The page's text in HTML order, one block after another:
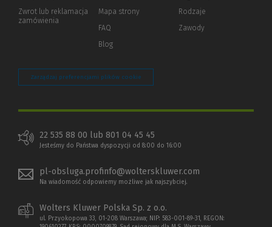
innej
Zwrot lub reklamacja
zamówienia
Mapa strony
FAQ
Blog
Rodzaje
Zawody
Zarządzaj preferencjami plików cookie
22 535 88 00 lub 801 04 45 45
Jesteśmy do Państwa dyspozycji od 8:00 do 16:00
pl-obsluga.profinfo@wolterskluwer.com
Na wiadomość odpowiemy możliwe jak najszybciej.
Wolters Kluwer Polska Sp. z o.o.
ul. Przyokopowa 33, 01-208 Warszawa; NIP: 583-001-89-31, REGON: